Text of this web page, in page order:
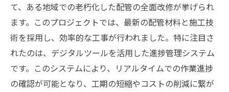
て、ある地域での老朽化した配管の全面改修が挙げられ
ます。このプロジェクトでは、最新の配管材料と施工技
術を採用し、効率的な工事が行われました。特に注目さ
れたのは、デジタルツールを活用した進捗管理システム
です。このシステムにより、リアルタイムでの作業進捗
の確認が可能となり、工期の短縮やコストの削減に繋が